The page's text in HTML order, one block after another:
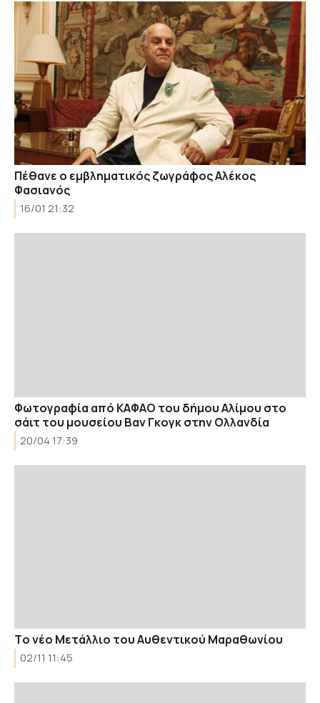
Πέθανε ο εμβληματικός ζωγράφος Αλέκος
Φασιανός
16/01 21:32
Φωτογραφία από ΚΑΦΑΟ του δήμου Αλίμου στο
σάιτ του μουσείου Βαν Γκογκ στην Ολλανδία
20/04 17:39
Tο νέο Μετάλλιο του Αυθεντικού Μαραθωνίου
02/11 11:45